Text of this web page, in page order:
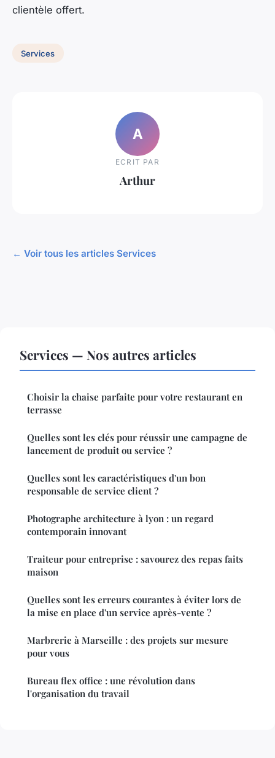
clientèle offert.
Services
A
ECRIT PAR
Arthur
← Voir tous les articles Services
Services — Nos autres articles
Choisir la chaise parfaite pour votre restaurant en
terrasse
Quelles sont les clés pour réussir une campagne de
lancement de produit ou service ?
Quelles sont les caractéristiques d'un bon
responsable de service client ?
Photographe architecture à lyon : un regard
contemporain innovant
Traiteur pour entreprise : savourez des repas faits
maison
Quelles sont les erreurs courantes à éviter lors de
la mise en place d'un service après-vente ?
Marbrerie à Marseille : des projets sur mesure
pour vous
Bureau flex office : une révolution dans
l'organisation du travail